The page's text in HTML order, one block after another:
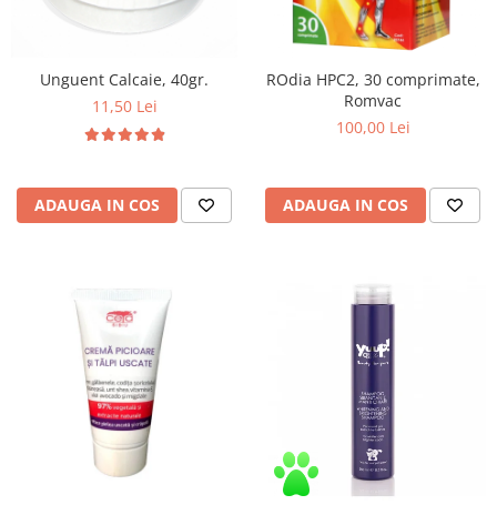
Unguent Calcaie, 40gr.
11,50 Lei
ADAUGA IN COS
ROdia HPC2, 30 comprimate,
Romvac
100,00 Lei
ADAUGA IN COS